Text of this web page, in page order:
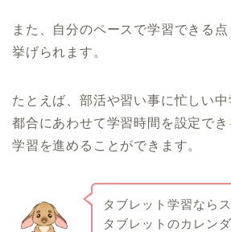
また、自分のペースで学習できる
挙げられます。
たとえば、部活や習い事に忙しい
都合にあわせて学習時間を設定で
学習を進めることができます。
タブレット学習なら
タブレットのカレン